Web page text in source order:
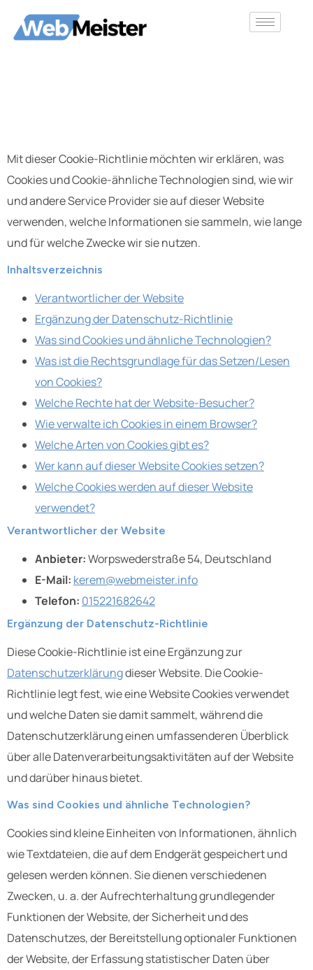
Mit dieser Cookie-Richtlinie möchten wir erklären, was
Cookies und Cookie-ähnliche Technologien sind, wie wir
und andere Service Provider sie auf dieser Website
verwenden, welche Informationen sie sammeln, wie lange
und für welche Zwecke wir sie nutzen.
Inhaltsverzeichnis
Verantwortlicher der Website
Ergänzung der Datenschutz-Richtlinie
Was sind Cookies und ähnliche Technologien?
Was ist die Rechtsgrundlage für das Setzen/Lesen
von Cookies?
Welche Rechte hat der Website-Besucher?
Wie verwalte ich Cookies in einem Browser?
Welche Arten von Cookies gibt es?
Wer kann auf dieser Website Cookies setzen?
Welche Cookies werden auf dieser Website
verwendet?
Verantwortlicher der Website
Anbieter:Worpswederstraße 54, Deutschland
E-Mail: kerem@webmeister.info
Telefon: 015221682642
Ergänzung der Datenschutz-Richtlinie
Diese Cookie-Richtlinie ist eine Ergänzung zur
Datenschutzerklärungdieser Website. Die Cookie-
Richtlinie legt fest, wie eine Website Cookies verwendet
und welche Daten sie damit sammelt, während die
Datenschutzerklärung einen umfassenderen Überblick
über alle Datenverarbeitungsaktivitäten auf der Website
und darüber hinaus bietet.
Was sind Cookies und ähnliche Technologien?
Cookies sind kleine Einheiten von Informationen, ähnlich
wie Textdateien, die auf dem Endgerät gespeichert und
gelesen werden können. Sie dienen verschiedenen
Zwecken, u. a. der Aufrechterhaltung grundlegender
Funktionen der Website, der Sicherheit und des
Datenschutzes, der Bereitstellung optionaler Funktionen
der Website, der Erfassung statistischer Daten über